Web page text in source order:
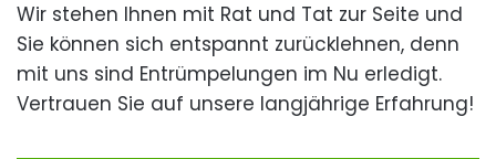
Wir stehen Ihnen mit Rat und Tat zur Seite und
Sie können sich entspannt zurücklehnen, denn
mit uns sind Entrümpelungen im Nu erledigt.
Vertrauen Sie auf unsere langjährige Erfahrung!